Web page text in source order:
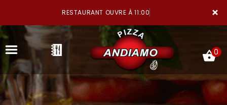
×
RESTAURANT OUVRE À 11:00
0